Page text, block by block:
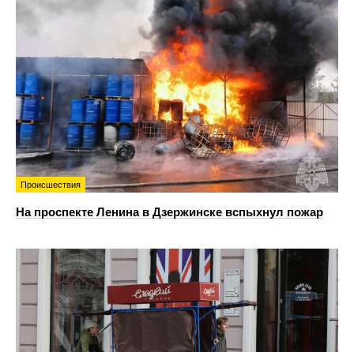
Происшествия
На проспекте Ленина в Дзержинске вспыхнул пожар